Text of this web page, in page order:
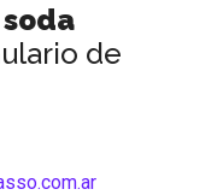
de